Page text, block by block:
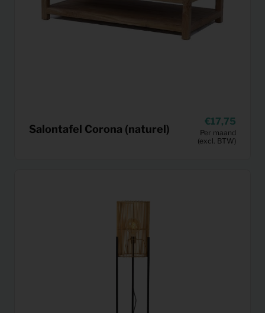
Salontafel Corona (naturel)
17,75
Per maand
(excl. BTW)